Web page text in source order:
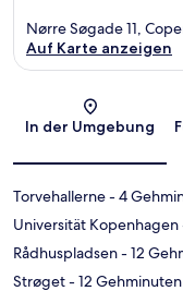
Nørre Søgade 11,
Auf Karte anzeigen
In der Umgebung
Torvehallerne- 4
Universität Kopenhagen
Rådhuspladsen- 12
Strøget- 12 Gehminuten